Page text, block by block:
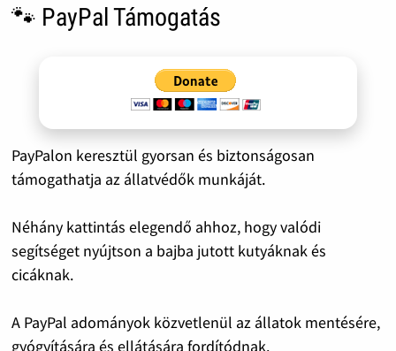
🐾 PayPal Támogatás
PayPalon keresztül gyorsan és biztonságosan
támogathatja az állatvédők munkáját.
Néhány kattintás elegendő ahhoz, hogy valódi
segítséget nyújtson a bajba jutott kutyáknak és
cicáknak.
A PayPal adományok közvetlenül az állatok mentésére,
gyógyítására és ellátására fordítódnak.